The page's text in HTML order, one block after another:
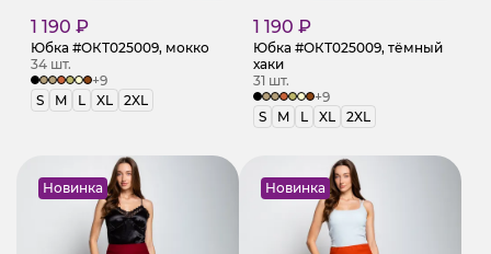
1 190 ₽
Юбка #ОКТ025009, мокко
34 шт.
+9
S
M L XL 2XL
1 190 ₽
Юбка #ОКТ025009, тёмный
хаки
31 шт.
+9
S
M L XL 2XL
Новинка Новинка